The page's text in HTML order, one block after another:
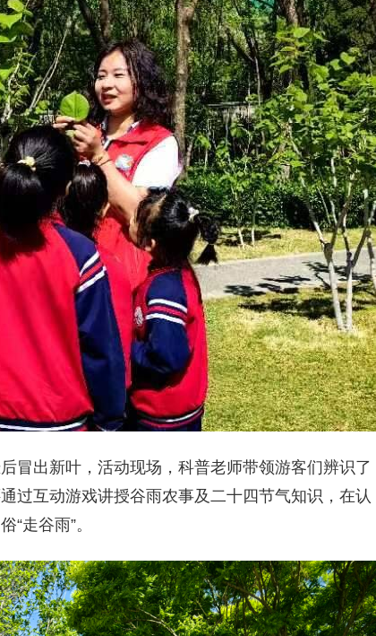
冒出新叶，活动现场，科普老师带领游客们辨识了
过互动游戏讲授谷雨农事及二十四节气知识，在认
走谷雨”。